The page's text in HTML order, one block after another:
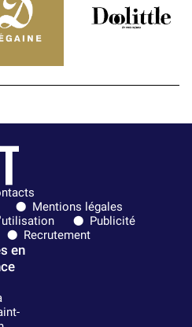
Mentions légales
Publicité
Recrutement
en